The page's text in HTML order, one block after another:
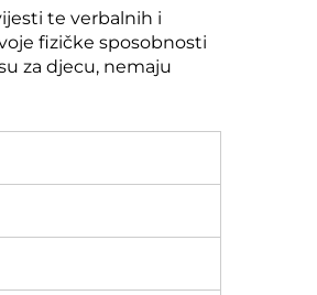
te verbalnih i
fizičke sposobnosti
za djecu, nemaju